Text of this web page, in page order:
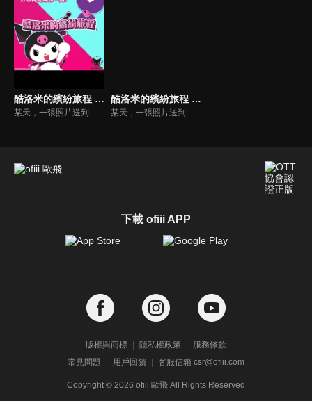
酷洛米的繽紛旅程 (日文版)
某天，一張照片送到了酷洛米的手機中。照片中的人是酷洛米失蹤的姊姊——洛米娜。「我想去找姊姊！」酷洛米究竟能不能順利見到洛米娜呢？
酷洛米的繽紛旅程 (中文版)
某天，一張照片送到了酷洛米的手機中。照片中的人是酷洛米失蹤的姊姊——洛米娜。「我想去找姊姊！」酷洛米究竟能不能順利見到洛米娜呢？
下載 ofiii APP
版權與商標 隱私權政策
服務條款
常見問題
用戶回饋 客服信箱 csr@ofiii.com
Copyright © 2026 ofiii 歐飛 All Rights Reserved